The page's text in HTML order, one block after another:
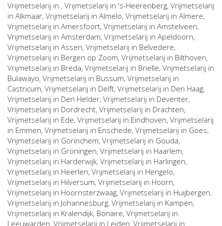
Vrijmetselarij in , Vrijmetselarij in 's-Heerenberg, Vrijmetselarij
in Alkmaar, Vrijmetselarij in Almelo, Vrijmetselarij in Almere,
Vrijmetselarij in Amersfoort, Vrijmetselarij in Amstelveen,
Vrijmetselarij in Amsterdam, Vrijmetselarij in Apeldoorn,
Vrijmetselarij in Assen, Vrijmetselarij in Belvedere,
Vrijmetselarij in Bergen op Zoom, Vrijmetselarij in Bilthoven,
Vrijmetselarij in Breda, Vrijmetselarij in Brielle, Vrijmetselarij in
Bulawayo, Vrijmetselarij in Bussum, Vrijmetselarij in
Castricum, Vrijmetselarij in Delft, Vrijmetselarij in Den Haag,
Vrijmetselarij in Den Helder, Vrijmetselarij in Deventer,
Vrijmetselarij in Dordrecht, Vrijmetselarij in Drachten,
Vrijmetselarij in Ede, Vrijmetselarij in Eindhoven, Vrijmetselarij
in Emmen, Vrijmetselarij in Enschede, Vrijmetselarij in Goes,
Vrijmetselarij in Gorinchem, Vrijmetselarij in Gouda,
Vrijmetselarij in Groningen, Vrijmetselarij in Haarlem,
Vrijmetselarij in Harderwijk, Vrijmetselarij in Harlingen,
Vrijmetselarij in Heerlen, Vrijmetselarij in Hengelo,
Vrijmetselarij in Hilversum, Vrijmetselarij in Hoorn,
Vrijmetselarij in Hoornsterzwaag, Vrijmetselarij in Huijbergen,
Vrijmetselarij in Johannesburg, Vrijmetselarij in Kampen,
Vrijmetselarij in Kralendijk, Bonaire, Vrijmetselarij in
Leeuwarden, Vrijmetselarij in Leiden, Vrijmetselarij in